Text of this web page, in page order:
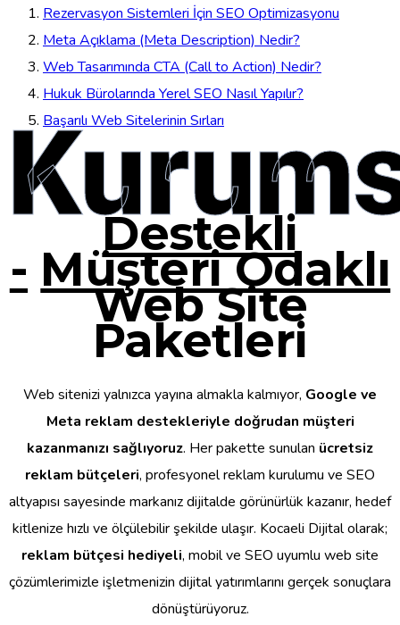
Rezervasyon Sistemleri İçin SEO Optimizasyonu
Meta Açıklama (Meta Description) Nedir?
Web Tasarımında CTA (Call to Action) Nedir?
Hukuk Bürolarında Yerel SEO Nasıl Yapılır?
Başarılı Web Sitelerinin Sırları
Destekli
- Müşteri Odaklı
Web Site
Paketleri
Web sitenizi yalnızca yayına almakla kalmıyor, Google ve
Meta reklam destekleriyle doğrudan müşteri
kazanmanızı sağlıyoruz. Her pakette sunulan ücretsiz
reklam bütçeleri, profesyonel reklam kurulumu ve SEO
altyapısı sayesinde markanız dijitalde görünürlük kazanır, hedef
kitlenize hızlı ve ölçülebilir şekilde ulaşır. Kocaeli Dijital olarak;
reklam bütçesi hediyeli, mobil ve SEO uyumlu web site
çözümlerimizle işletmenizin dijital yatırımlarını gerçek sonuçlara
dönüştürüyoruz.